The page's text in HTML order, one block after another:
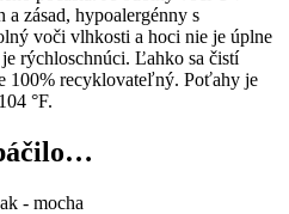
zásad, hypoalergénny s
voči vlhkosti a hoci nie je úplne
rýchloschnúci. Ľahko sa čistí
100% recyklovateľný. Poťahy je
°F.